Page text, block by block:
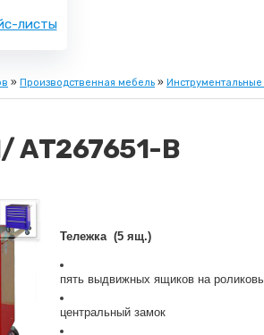
листы
» Производственная мебель »
АТ267651-B
Тележка (5 ящ.)
пять выдвижных ящиков на
центральный замок